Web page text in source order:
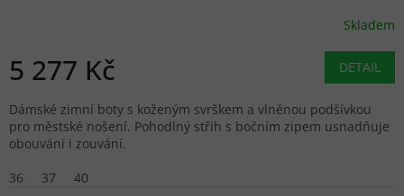
Skladem
5 277 Kč DETAIL
Dámské zimní boty s koženým svrškem a vlněnou podšívkou
pro městské nošení. Pohodlný střih s bočním zipem usnadňuje
obouvání i zouvání.
36
37 40